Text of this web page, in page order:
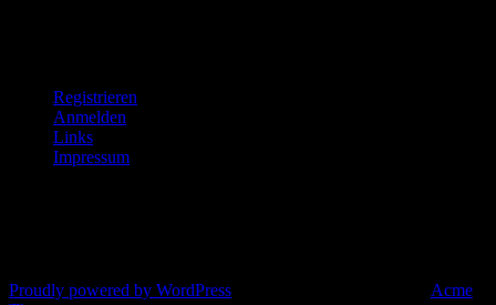
Registrieren
Anmelden
Links
Impressum
Proudly powered by WordPress
Acme